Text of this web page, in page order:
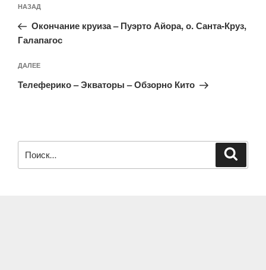
по
записям
Предыдущая
запись:
НАЗАД
Окончание круиза – Пуэрто Айора, о. Санта-Круз,
Галапагос
Следующая
запись
ДАЛЕЕ
Телеферико – Экваторы – Обзорно Кито